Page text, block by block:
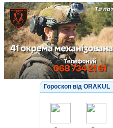
Гороскоп від ORAKUL